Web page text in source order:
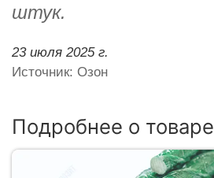
штук.
23 июля 2025 г.
Источник: Озон
Подробнее о товаре